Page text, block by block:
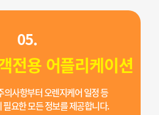
05.
전용 어플리케이션
의사항부터 오렌지케어 일정 등
요한 모든 정보를 제공합니다.